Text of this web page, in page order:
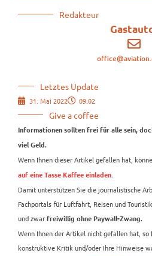
Redakteur
Letztes Update
31. Mai 2022 09:02
Give a coffee
Informationen sollten frei für alle sein,
viel Geld.
Wenn Ihnen dieser Artikel gefallen hat,
auf eine Tasse Kaffee einladen
Damit unterstützen Sie die journalistische
Fachportals für Luftfahrt, Reisen und
und zwar freiwillig ohne Paywall-Zwang.
Wenn Ihnen der Artikel nicht gefallen hat,
konstruktive Kritik und/oder Ihre Hinweise